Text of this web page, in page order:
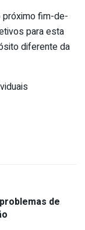
próximo fim-de-
para esta
diferente da
de